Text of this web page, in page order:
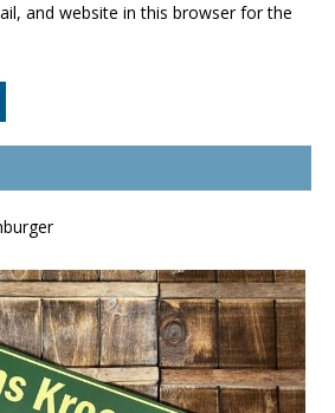
and website in this browser for the